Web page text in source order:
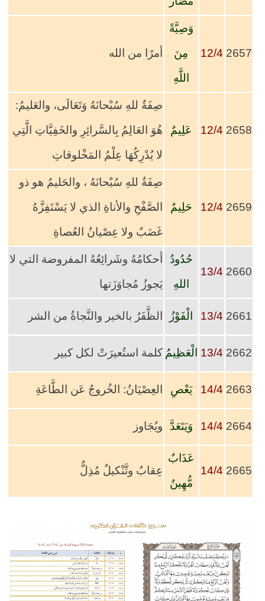
2657
12/4
وَصِيَّةً
مِنَ
اللَّهِ
أمرًا من الله
2658
12/4 عَلِيمٌ
صِفَةٌ للهِ سُبْحانَهُ وَتَعَالَى، والعَليمُ:
هُوَ العَالِمُ بِالسَّرائِرِ والخَفِيَّاتِ الَّتِي
لا يُدْرِكُهَا عِلْمُ المَخْلوقاتِ
2659
12/4 حَلِيمٌ
صِفَةٌ للهِ سُبْحانَهُ ، والحَليمُ هو ذو
الصَّفْحِ والأناةِ الذي لا يَسْتَفِزَّهُ
غَضَبٌ ولا عِصْيانُ العُصاةِ
2660
13/4
حُدُودُ
اللهِ
أحكامُهُ وشَرائِعُهُ المفروضة التي لا
يَجوزُ مُجاوَزَتها
2661
13/4 الْفَوْزُ الظَّفَرُ بالخير والنَّجاةُ من الشر
2662
13/4 الْعَظِيمُ كلمة استُعيرَتْ لكل كبير
2663
14/4 يَعْصِ العِصْيَانُ: الخُروجُ عَن الطَّاعَةِ
2664
14/4 وَيَتَعَدَّ ويُجَاوز
2665
14/4
عَذَابٌ
مُّهِينٌ
عِقابٌ وتَّنْكيلٌ مُذِلٌّ